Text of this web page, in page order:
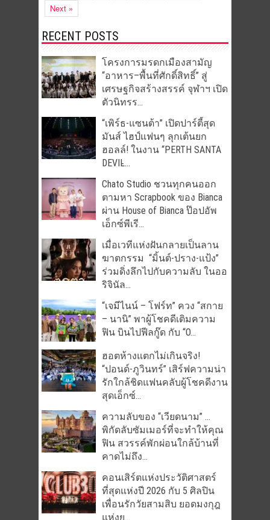
Next »
RECENT POSTS
โครงการมรดกเมืองสามัญ
“อาหาร–พื้นที่ศักดิ์สิทธิ์” สู่
เศรษฐกิจสร้างสรรค์ จุฬาฯ เปิด
ตัวนิทรร...
“เพิร์ธ-แซนต้า” เปิดปาร์ตี้สุด
มันส์ ไฮป์แฟนๆ ลุกเต้นยก
ฮอลล์! ในงาน “PERTH SANTA
DEVIL̵...
Chato Studio ชวนทุกคนออก
ตามหา Scrapbook ของ Bianca
ผ่าน House of Bianca ป๊อปอัพ
เอ็กซ์พีเรี...
เมื่อเวทีแห่งฝันกลายเป็นลาน
ฆาตกรรม “มิ้นต์-ปราง-แป้ง”
ร่วมดิ่งลึกไปกับความลับ ในออ
ริจินัล...
“เจมีไนน์ – โฟร์ท” ควง “สกาย
– นานิ” พาผู้โชคดีเติมความ
ฟิน บินไปฟีลกู๊ด กับ “O...
ฮอตห้างแตกไม่เกินจริง!
“ปอนด์-ภูวินทร์” เสิร์ฟความน่า
รักใกล้ชิดแฟนคลับผู้โชคดีงาน
สุดเอ็กซ์...
ความลับของ “เวียดนาม” …
พิกัดลับซัมเมอร์ที่จะทำให้คุณ
ฟิน สวรรค์พักผ่อนใกล้บ้านที่
คาดไม่ถึง...
คอนเสิร์ตแห่งประวัติศาสตร์
ที่สุดแห่งปี 2026 กับ 5 ศิลปิน
เพื่อนรักวัยสามสิบ ยอดมงกุฎ
แห่งยุ...